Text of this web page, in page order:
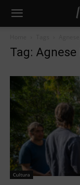
Tag: Agnese
Cultura